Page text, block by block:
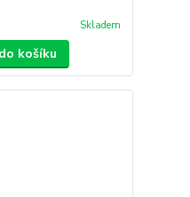
Skladem
košíku